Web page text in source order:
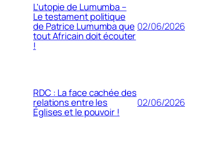
L’utopie de Lumumba –
Le testament politique
de Patrice Lumumba que
tout Africain doit écouter
!
02/06/2026
RDC : La face cachée des
relations entre les
Églises et le pouvoir !
02/06/2026